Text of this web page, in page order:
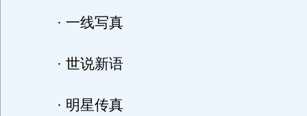
· 一线写真
· 世说新语
· 明星传真